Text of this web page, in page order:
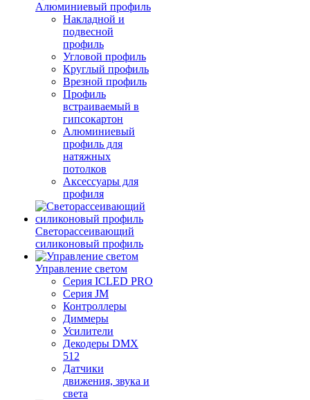
Алюминиевый профиль
Накладной и
подвесной
профиль
Угловой профиль
Круглый профиль
Врезной профиль
Профиль
встраиваемый в
гипсокартон
Алюминиевый
профиль для
натяжных
потолков
Аксессуары для
профиля
Светорассеивающий
силиконовый профиль
Управление светом
Серия ICLED PRO
Серия JM
Контроллеры
Диммеры
Усилители
Декодеры DMX
512
Датчики
движения, звука и
света